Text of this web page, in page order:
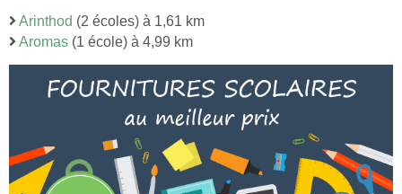
Arinthod (2 écoles) à 1,61 km
Aromas (1 école) à 4,99 km